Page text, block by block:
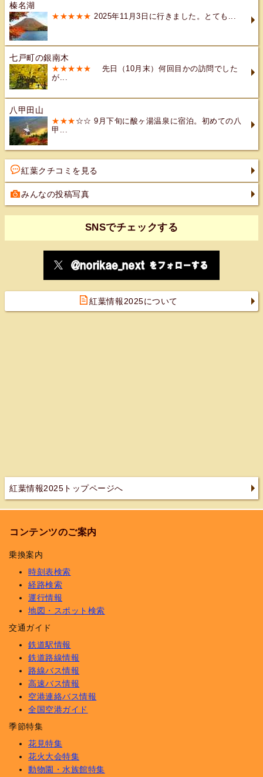
榛名湖
★★★★★ 2025年11月3日に行きました。とても...
七戸町の銀南木
★★★★★
先日（10月末）何回目かの訪問でした
が...
八甲田山
★★★ ☆☆ 9月下旬に酸ヶ湯温泉に宿泊。初めての八
甲...
紅葉クチコミを見る
みんなの投稿写真
SNSでチェックする
紅葉情報2025について
紅葉情報2025トップページへ
コンテンツのご案内
乗換案内
時刻表検索
経路検索
運行情報
地図・スポット検索
交通ガイド
鉄道駅情報
鉄道路線情報
路線バス情報
高速バス情報
空港連絡バス情報
全国空港ガイド
季節特集
花見特集
花火大会特集
動物園・水族館特集